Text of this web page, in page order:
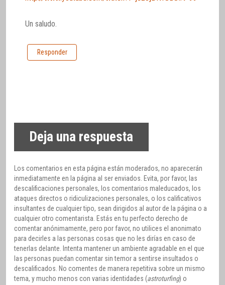
Un saludo.
Responder
Deja una respuesta
Los comentarios en esta página están moderados, no aparecerán
inmediatamente en la página al ser enviados. Evita, por favor, las
descalificaciones personales, los comentarios maleducados, los
ataques directos o ridiculizaciones personales, o los calificativos
insultantes de cualquier tipo, sean dirigidos al autor de la página o a
cualquier otro comentarista. Estás en tu perfecto derecho de
comentar anónimamente, pero por favor, no utilices el anonimato
para decirles a las personas cosas que no les dirías en caso de
tenerlas delante. Intenta mantener un ambiente agradable en el que
las personas puedan comentar sin temor a sentirse insultados o
descalificados. No comentes de manera repetitiva sobre un mismo
tema, y mucho menos con varias identidades (astroturfing) o